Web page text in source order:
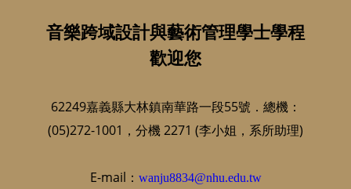
音樂跨域設計與藝術管理學士學程
歡迎您
62249嘉義縣大林鎮南華路一段55號．總機：
(05)272-1001，分機 2271 (李小姐，系所助理)
E-mail： wanju8834@nhu.edu.tw